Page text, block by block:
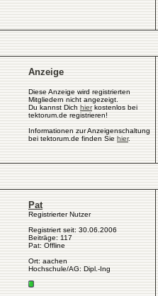
Anzeige
Diese Anzeige wird registrierten
Mitgliedern nicht angezeigt.
Du kannst Dich hierkostenlos bei
tektorum.de registrieren!
Informationen zur Anzeigenschaltung
bei tektorum.de finden Sie hier.
Pat
Registrierter Nutzer
Registriert seit: 30.06.2006
Beiträge: 117
Pat: Offline
Ort: aachen
Hochschule/AG: Dipl.-Ing